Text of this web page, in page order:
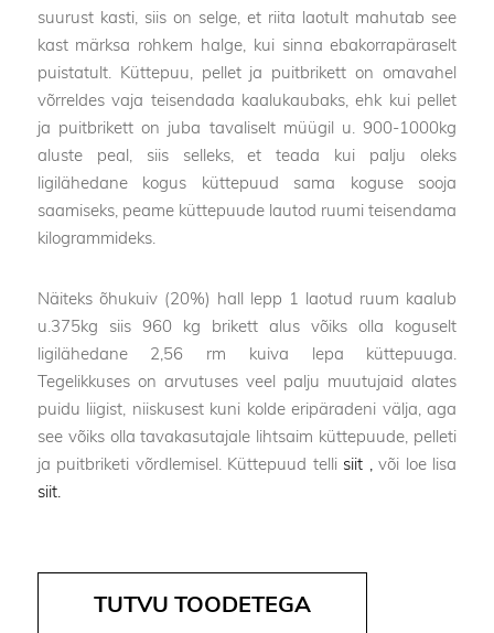
suurust kasti, siis on selge, et riita laotult mahutab see
kast märksa rohkem halge, kui sinna ebakorrapäraselt
puistatult. Küttepuu, pellet ja puitbrikett on omavahel
võrreldes vaja teisendada kaalukaubaks, ehk kui pellet
ja puitbrikett on juba tavaliselt müügil u. 900-1000kg
aluste peal, siis selleks, et teada kui palju oleks
ligilähedane kogus küttepuud sama koguse sooja
saamiseks, peame küttepuude lautod ruumi teisendama
kilogrammideks.
Näiteks õhukuiv (20%) hall lepp 1 laotud ruum kaalub
u.375kg siis 960 kg brikett alus võiks olla koguselt
ligilähedane 2,56 rm kuiva lepa küttepuuga.
Tegelikkuses on arvutuses veel palju muutujaid alates
puidu liigist, niiskusest kuni kolde eripäradeni välja, aga
see võiks olla tavakasutajale lihtsaim küttepuude, pelleti
ja puitbriketi võrdlemisel. Küttepuud telli siit ,
või loe lisa
siit.
TUTVU TOODETEGA